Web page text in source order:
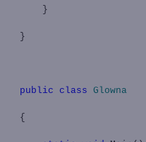
}
}
public class Glowna
{